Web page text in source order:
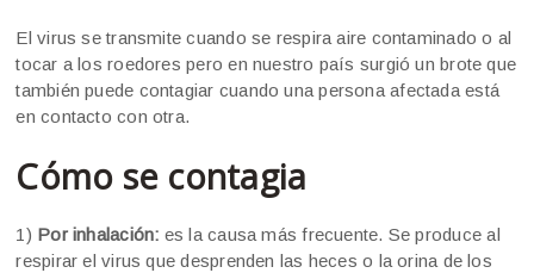
El virus se transmite cuando se respira aire contaminado o al
tocar a los roedores pero en nuestro país surgió un brote que
también puede contagiar cuando una persona afectada está
en contacto con otra.
Cómo se contagia
1) Por inhalación: es la causa más frecuente. Se produce al
respirar el virus que desprenden las heces o la orina de los